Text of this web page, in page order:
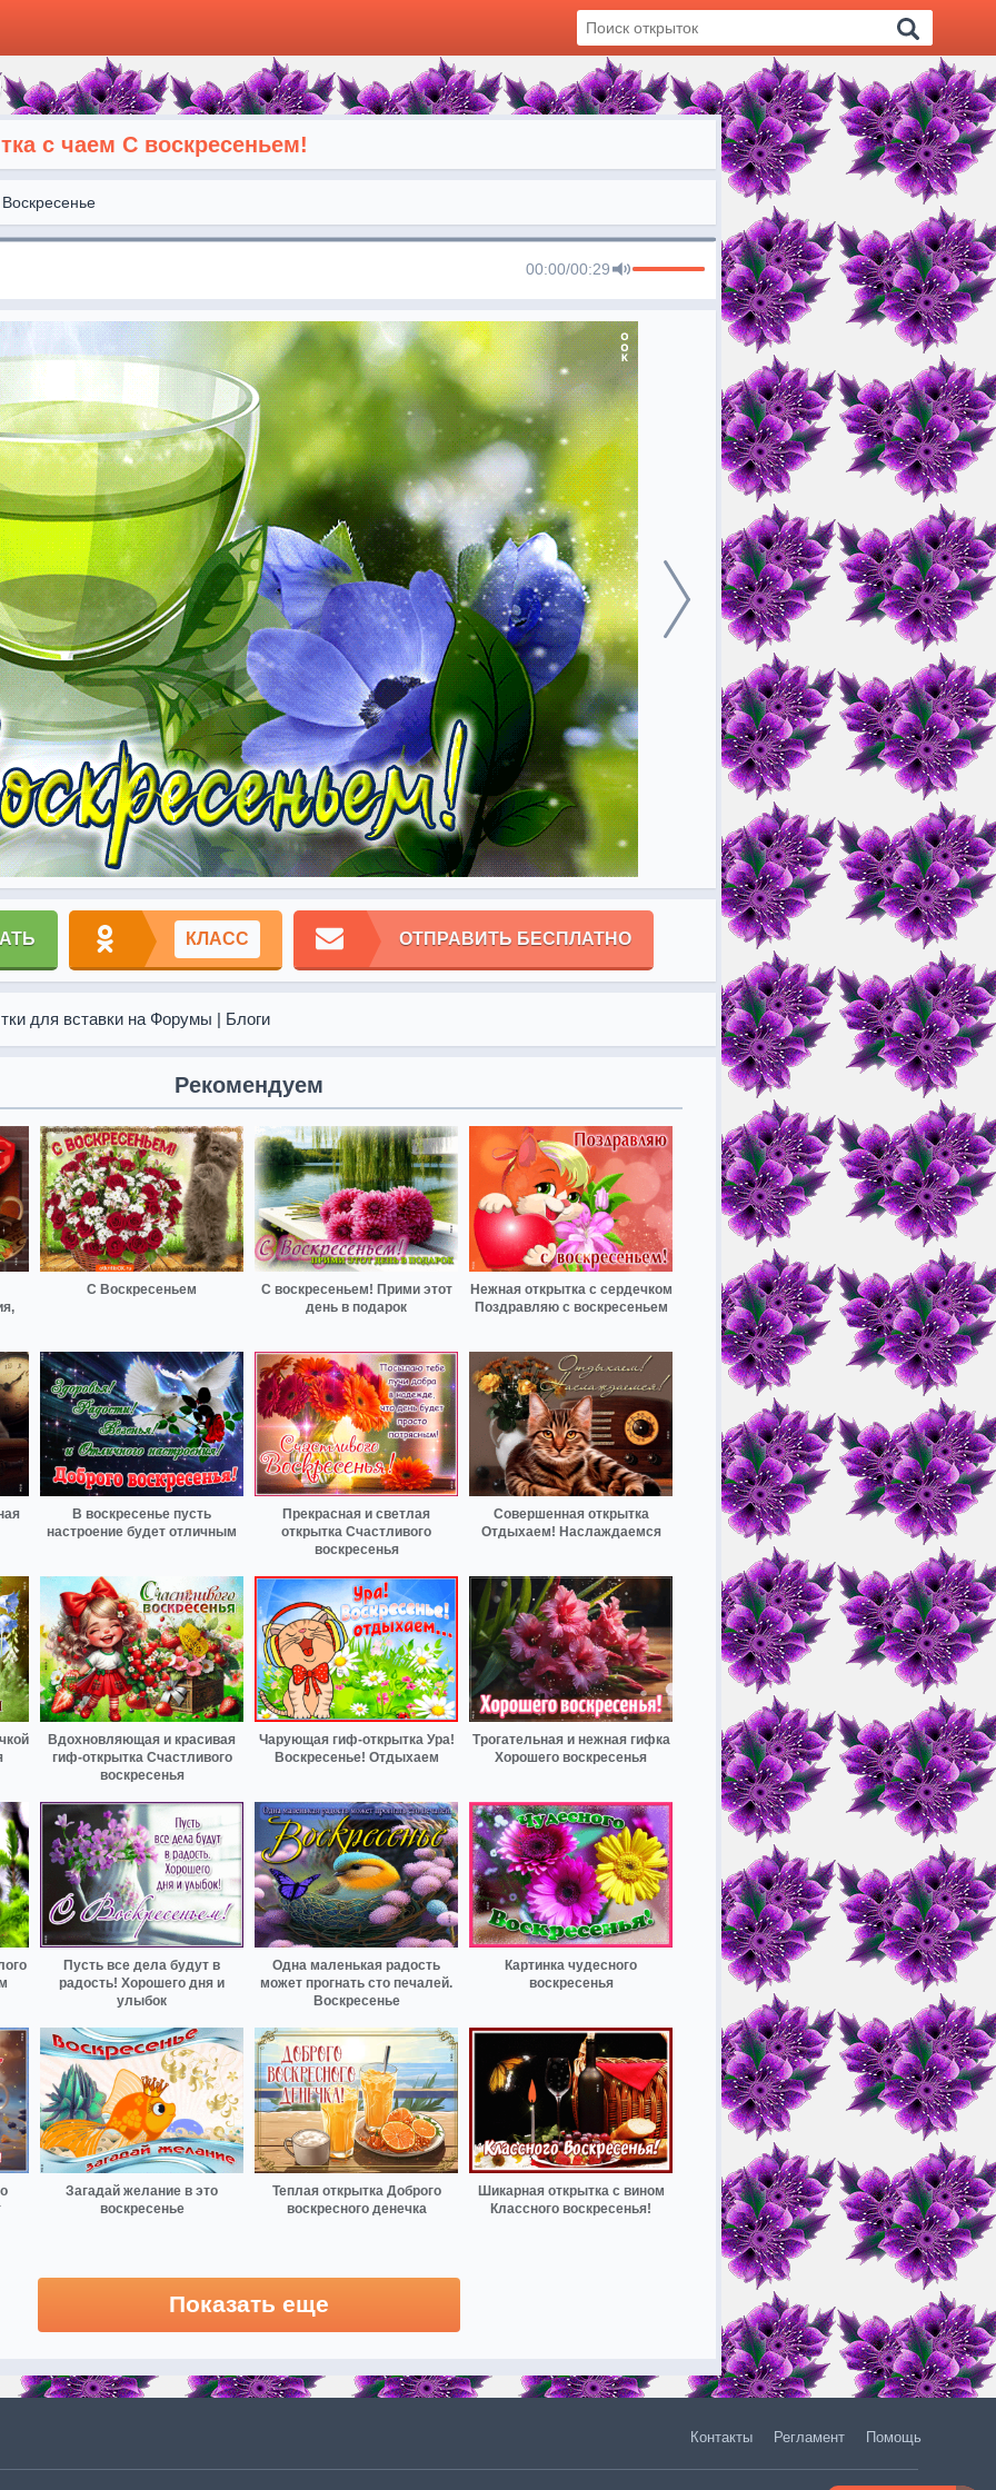
с чаем С воскресеньем!
Воскресенье
00:00/00:29
КЛАСС ОТПРАВИТЬ БЕСПЛАТНО
для вставки на Форумы | Блоги
Рекомендуем
С Воскресеньем
С воскресеньем! Прими этот
день в подарок
Нежная открытка с сердечком
Поздравляю с воскресеньем
В воскресенье пусть
настроение будет отличным
Прекрасная и светлая
открытка Счастливого
воскресенья
Совершенная открытка
Отдыхаем! Наслаждаемся
Вдохновляющая и красивая
гиф-открытка Счастливого
воскресенья
Чарующая гиф-открытка Ура!
Воскресенье! Отдыхаем
Трогательная и нежная гифка
Хорошего воскресенья
Пусть все дела будут в
радость! Хорошего дня и
улыбок
Одна маленькая радость
может прогнать сто печалей.
Воскресенье
Картинка чудесного
воскресенья
Загадай желание в это
воскресенье
Теплая открытка Доброго
воскресного денечка
Шикарная открытка с вином
Классного воскресенья!
Показать еще
Контакты Регламент Помощь